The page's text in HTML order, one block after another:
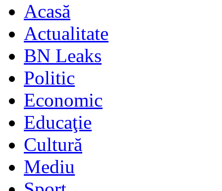
Acasă
Actualitate
BN Leaks
Politic
Economic
Educaţie
Cultură
Mediu